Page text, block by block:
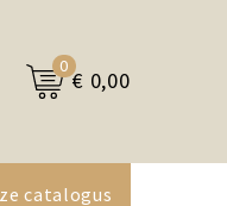
0
€ 0,00
catalogus